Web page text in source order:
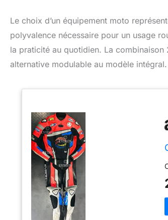
Le choix d’un équipement moto
polyvalence nécessaire pour un usage
la praticité au quotidien. La
alternative modulable au modèle